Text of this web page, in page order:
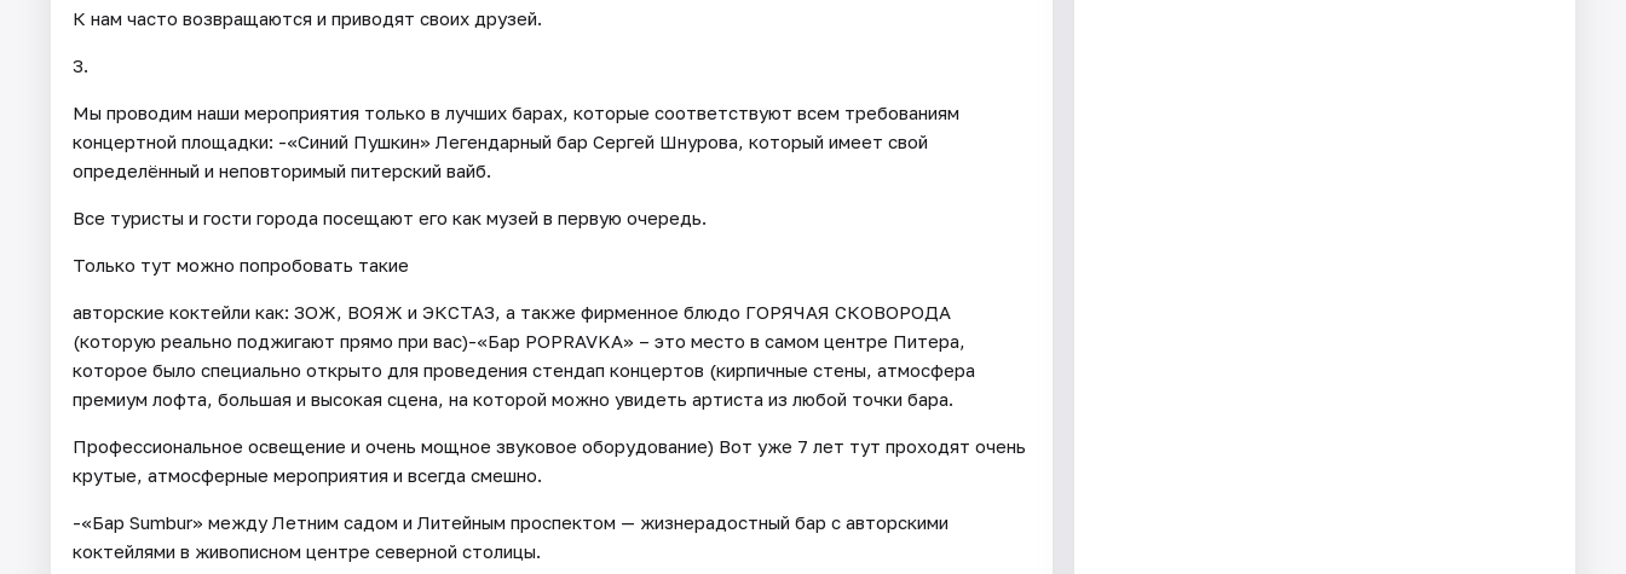
К нам часто возвращаются и приводят своих друзей.
3.
Мы проводим наши мероприятия только в лучших барах, которые соответствуют всем требованиям
концертной площадки: -«Синий Пушкин» Легендарный бар Сергей Шнурова, который имеет свой
определённый и неповторимый питерский вайб.
Все туристы и гости города посещают его как музей в первую очередь.
Только тут можно попробовать такие
авторские коктейли как: ЗОЖ, ВОЯЖ и ЭКСТАЗ, а также фирменное блюдо ГОРЯЧАЯ СКОВОРОДА
(которую реально поджигают прямо при вас)-«Бар POPRAVKA» – это место в самом центре Питера,
которое было специально открыто для проведения стендап концертов (кирпичные стены, атмосфера
премиум лофта, большая и высокая сцена, на которой можно увидеть артиста из любой точки бара.
Профессиональное освещение и очень мощное звуковое оборудование) Вот уже 7 лет тут проходят очень
крутые, атмосферные мероприятия и всегда смешно.
-«Бар Sumbur» между Летним садом и Литейным проспектом — жизнерадостный бар с авторскими
коктейлями в живописном центре северной столицы.